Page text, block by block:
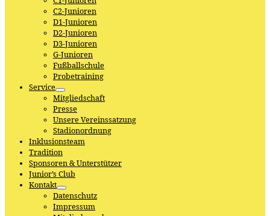
C2-Junioren
D1-Junioren
D2-Junioren
D3-Junioren
G-Junioren
Fußballschule
Probetraining
Service
Mitgliedschaft
Presse
Unsere Vereinssatzung
Stadionordnung
Inklusionsteam
Tradition
Sponsoren & Unterstützer
Junior’s Club
Kontakt
Datenschutz
Impressum